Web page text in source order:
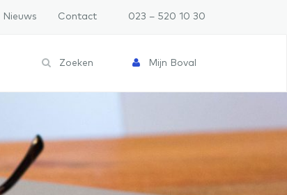
023 – 520 10 30
Contact
Nieuws
Zoeken Mijn Boval